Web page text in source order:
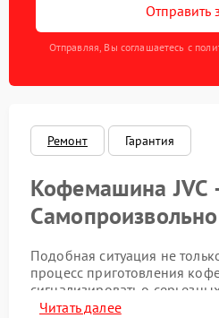
Отправить
Отправляя, Вы соглашаетесь с
Ремонт Гарантия
Кофемашина JVC
Подобная ситуация не
процесс приготовления
сигнализировать о
неполадках. Чтобы избежать
Читать далее